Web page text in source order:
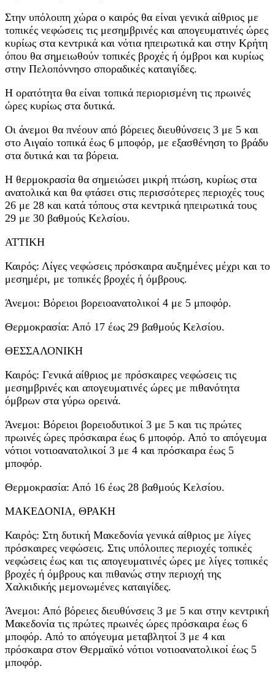
Στην υπόλοιπη χώρα ο καιρός θα είναι γενικά αίθριος με
τοπικές νεφώσεις τις μεσημβρινές και απογευματινές ώρες
κυρίως στα κεντρικά και νότια ηπειρωτικά και στην Κρήτη
όπου θα σημειωθούν τοπικές βροχές ή όμβροι και κυρίως
στην Πελοπόννησο σποραδικές καταιγίδες.
Η ορατότητα θα είναι τοπικά περιορισμένη τις πρωινές
ώρες κυρίως στα δυτικά.
Οι άνεμοι θα πνέουν από βόρειες διευθύνσεις 3 με 5 και
στο Αιγαίο τοπικά έως 6 μποφόρ, με εξασθένηση το βράδυ
στα δυτικά και τα βόρεια.
Η θερμοκρασία θα σημειώσει μικρή πτώση, κυρίως στα
ανατολικά και θα φτάσει στις περισσότερες περιοχές τους
26 με 28 και κατά τόπους στα κεντρικά ηπειρωτικά τους
29 με 30 βαθμούς Κελσίου.
ΑΤΤΙΚΗ
Καιρός: Λίγες νεφώσεις πρόσκαιρα αυξημένες μέχρι και το
μεσημέρι, με τοπικές βροχές ή όμβρους.
Άνεμοι: Βόρειοι βορειοανατολικοί 4 με 5 μποφόρ.
Θερμοκρασία: Από 17 έως 29 βαθμούς Κελσίου.
ΘΕΣΣΑΛΟΝΙΚΗ
Καιρός: Γενικά αίθριος με πρόσκαιρες νεφώσεις τις
μεσημβρινές και απογευματινές ώρες με πιθανότητα
όμβρων στα γύρω ορεινά.
Άνεμοι: Βόρειοι βορειοδυτικοί 3 με 5 και τις πρώτες
πρωινές ώρες πρόσκαιρα έως 6 μποφόρ. Από το απόγευμα
νότιοι νοτιοανατολικοί 3 με 4 και πρόσκαιρα έως 5
μποφόρ.
Θερμοκρασία: Από 16 έως 28 βαθμούς Κελσίου.
ΜΑΚΕΔΟΝΙΑ, ΘΡΑΚΗ
Καιρός: Στη δυτική Μακεδονία γενικά αίθριος με λίγες
πρόσκαιρες νεφώσεις. Στις υπόλοιπες περιοχές τοπικές
νεφώσεις έως και τις απογευματινές ώρες με λίγες τοπικές
βροχές ή όμβρους και πιθανώς στην περιοχή της
Χαλκιδικής μεμονωμένες καταιγίδες.
Άνεμοι: Από βόρειες διευθύνσεις 3 με 5 και στην κεντρική
Μακεδονία τις πρώτες πρωινές ώρες πρόσκαιρα έως 6
μποφόρ. Από το απόγευμα μεταβλητοί 3 με 4 και
πρόσκαιρα στον Θερμαϊκό νότιοι νοτιοανατολικοί έως 5
μποφόρ.